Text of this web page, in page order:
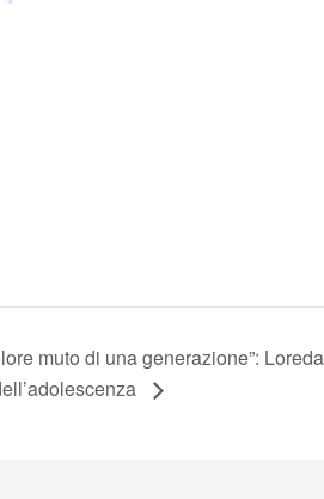
muto di una generazione”: